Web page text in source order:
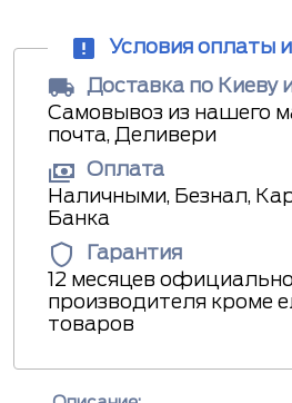
Условия оплаты
Доставка по Киеву
Самовывоз из нашего
почта, Деливери
Оплата
Наличными, Безнал,
Банка
Гарантия
12 месяцев
производителя кроме
товаров